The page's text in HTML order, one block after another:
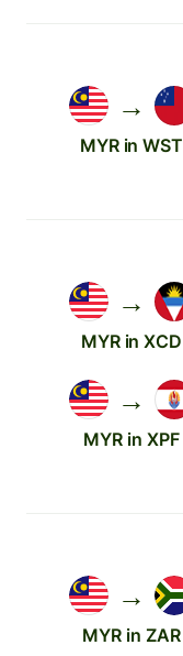
→
MYR in WST
→
MYR in XCD
→
MYR in XPF
→
MYR in ZAR